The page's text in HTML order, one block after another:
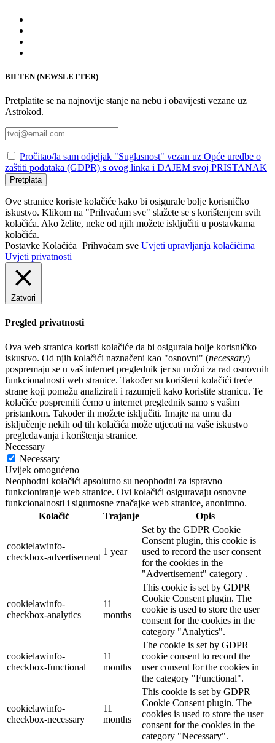
BILTEN (NEWSLETTER)
Pretplatite se na najnovije stanje na nebu i obavijesti vezane uz
Astrokod.
Pročitao/la sam odjeljak "Suglasnost" vezan uz Opće uredbe o
zaštiti podataka (GDPR) s ovog linka i DAJEM svoj PRISTANAK
Pretplata
Ove stranice koriste kolačiće kako bi osigurale bolje korisničko
iskustvo. Klikom na "Prihvaćam sve" slažete se s korištenjem svih
kolačića. Ako želite, neke od njih možete isključiti u postavkama
kolačića.
Postavke Kolačića Prihvaćam sve Uvjeti upravljanja kolačićima
Uvjeti privatnosti
Zatvori
Pregled privatnosti
Ova web stranica koristi kolačiće da bi osigurala bolje korisničko
iskustvo. Od njih kolačići naznačeni kao "osnovni" (necessary)
pospremaju se u vaš internet preglednik jer su nužni za rad osnovnih
funkcionalnosti web stranice. Također su korišteni kolačići treće
strane koji pomažu analizirati i razumjeti kako koristite stranicu. Te
kolačiće pospremiti ćemo u internet preglednik samo s vašim
pristankom. Također ih možete isključiti. Imajte na umu da
isključenje nekih od tih kolačića može utjecati na vaše iskustvo
pregledavanja i korištenja stranice.
Necessary
Necessary
Uvijek omogućeno
Neophodni kolačići apsolutno su neophodni za ispravno
funkcioniranje web stranice. Ovi kolačići osiguravaju osnovne
funkcionalnosti i sigurnosne značajke web stranice, anonimno.
Kolačić
Trajanje Opis
cookielawinfo-
checkbox-advertisement
1 year
Set by the GDPR Cookie
Consent plugin, this cookie is
used to record the user consent
for the cookies in the
"Advertisement" category .
cookielawinfo-
checkbox-analytics
11
months
This cookie is set by GDPR
Cookie Consent plugin. The
cookie is used to store the user
consent for the cookies in the
category "Analytics".
cookielawinfo-
checkbox-functional
11
months
The cookie is set by GDPR
cookie consent to record the
user consent for the cookies in
the category "Functional".
cookielawinfo-
checkbox-necessary
11
months
This cookie is set by GDPR
Cookie Consent plugin. The
cookies is used to store the user
consent for the cookies in the
category "Necessary".